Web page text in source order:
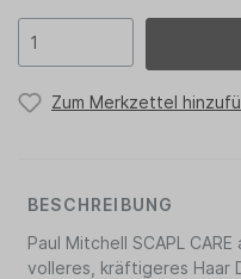
Zum Merkzettel
BESCHREIBUNG
Paul Mitchell SCAPL
volleres, kräftigeres Haar